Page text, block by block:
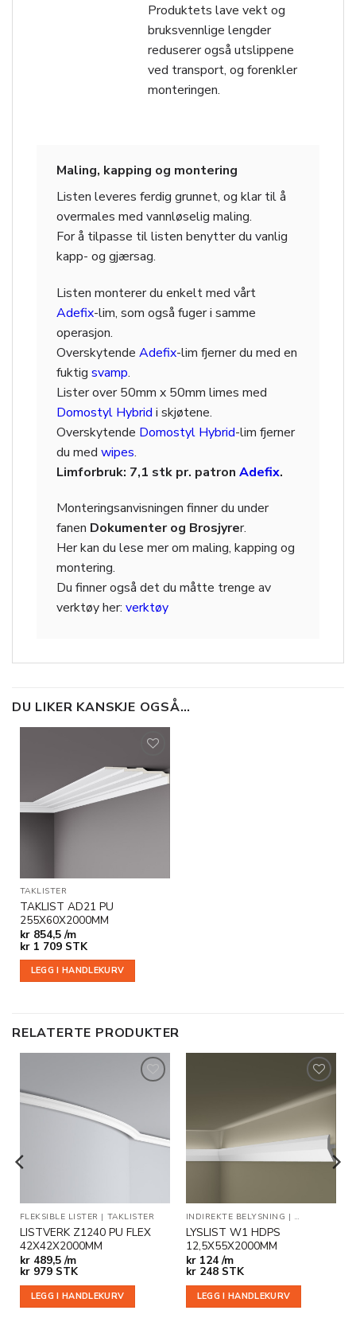
Produktets lave vekt og
bruksvennlige lengder
reduserer også utslippene
ved transport, og forenkler
monteringen.
Maling, kapping og montering
Listen leveres ferdig grunnet, og klar til å
overmales med vannløselig maling.
For å tilpasse til listen benytter du vanlig
kapp- og gjærsag.
Listen monterer du enkelt med vårt
Adefix-lim, som også fuger i samme
operasjon.
Overskytende Adefix-lim fjerner du med en
fuktig svamp.
Lister over 50mm x 50mm limes med
Domostyl Hybrid i skjøtene.
Overskytende Domostyl Hybrid-lim fjerner
du med wipes.
Limforbruk: 7,1 stk pr. patron Adefix.
Monteringsanvisningen finner du under
fanen Dokumenter og Brosjyrer.
Her kan du lese mer om maling, kapping og
montering.
Du finner også det du måtte trenge av
verktøy her: verktøy
DU LIKER KANSKJE OGSÅ…
Legg til
i
TAKLISTER
TAKLIST AD21 PU
255X60X2000MM
kr854,5 /m
kr1 709 STK
LEGG I HANDLEKURV
RELATERTE PRODUKTER
ønskeliste
FLEKSIBLE LISTER | TAKLISTER
LISTVERK Z1240 PU FLEX
42X42X2000MM
kr489,5 /m
kr979 STK
LEGG I HANDLEKURV
Legg til
ønskeliste
INDIREKTE BELYSNING | TAKLISTER
LYSLIST W1 HDPS
12,5X55X2000MM
kr124 /m
kr248 STK
LEGG I HANDLEKURV